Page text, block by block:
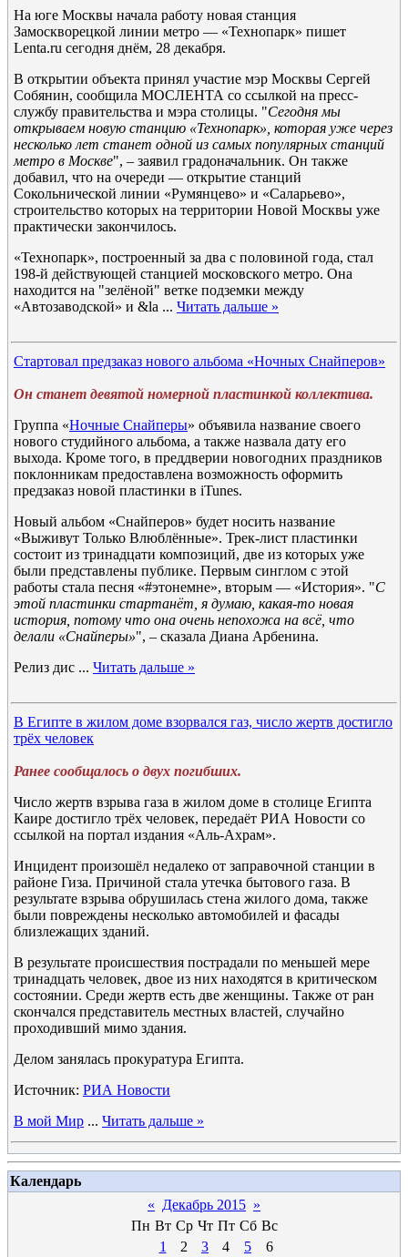
На юге Москвы начала работу новая станция
Замоскворецкой линии метро — «Технопарк» пишет
Lenta.ru сегодня днём, 28 декабря.
В открытии объекта принял участие мэр Москвы Сергей
Собянин, сообщила МОСЛЕНТА со ссылкой на пресс-
службу правительства и мэра столицы. "Сегодня мы
открываем новую станцию «Технопарк», которая уже через
несколько лет станет одной из самых популярных станций
метро в Москве", – заявил градоначальник. Он также
добавил, что на очереди — открытие станций
Сокольнической линии «Румянцево» и «Саларьево»,
строительство которых на территории Новой Москвы уже
практически закончилось.
«Технопарк», построенный за два с половиной года, стал
198-й действующей станцией московского метро. Она
находится на "зелёной" ветке подземки между
«Автозаводской» и &la ... Читать дальше »
Стартовал предзаказ нового альбома «Ночных Снайперов»
Он станет девятой номерной пластинкой коллектива.
Группа «Ночные Снайперы» объявила название своего
нового студийного альбома, а также назвала дату его
выхода. Кроме того, в преддверии новогодних праздников
поклонникам предоставлена возможность оформить
предзаказ новой пластинки в iTunes.
Новый альбом «Снайперов» будет носить название
«Выживут Только Влюблённые». Трек-лист пластинки
состоит из тринадцати композиций, две из которых уже
были представлены публике. Первым синглом с этой
работы стала песня «#этонемне», вторым — «История». "С
этой пластинки стартанёт, я думаю, какая-то новая
история, потому что она очень непохожа на всё, что
делали «Снайперы»", – сказала Диана Арбенина.
Релиз дис ... Читать дальше »
В Египте в жилом доме взорвался газ, число жертв достигло
трёх человек
Ранее сообщалось о двух погибших.
Число жертв взрыва газа в жилом доме в столице Египта
Каире достигло трёх человек, передаёт РИА Новости со
ссылкой на портал издания «Аль-Ахрам».
Инцидент произошёл недалеко от заправочной станции в
районе Гиза. Причиной стала утечка бытового газа. В
результате взрыва обрушилась стена жилого дома, также
были повреждены несколько автомобилей и фасады
близлежащих зданий.
В результате происшествия пострадали по меньшей мере
тринадцать человек, двое из них находятся в критическом
состоянии. Среди жертв есть две женщины. Также от ран
скончался представитель местных властей, случайно
проходивший мимо здания.
Делом занялась прокуратура Египта.
Источник: РИА Новости
В мой Мир ... Читать дальше »
Календарь
« Декабрь 2015 »
Пн Вт Ср Чт Пт Сб Вс
1
2 3 4 5 6